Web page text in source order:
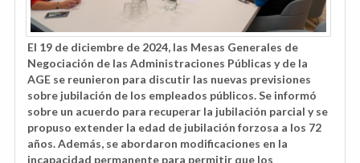
El 19 de diciembre de 2024, las Mesas Generales de
Negociación de las Administraciones Públicas y de la
AGE se reunieron para discutir las nuevas previsiones
sobre jubilación de los empleados públicos. Se informó
sobre un acuerdo para recuperar la jubilación parcial y se
propuso extender la edad de jubilación forzosa a los 72
años. Además, se abordaron modificaciones en la
incapacidad permanente para permitir que los